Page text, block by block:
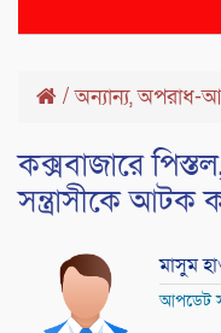
/অন্যান্য,অপরাধ-
কক্সবাজারে
সন্ত্রাসীকে আটক
মাসুম
আপডেট